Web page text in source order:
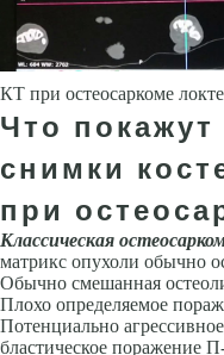
КТ при остеосаркоме
Что покажут
снимки
при
Классическая
матрикс опухоли обычно
Обычно смешанная
Плохо определяемое
Потенциально
бластическое поражение